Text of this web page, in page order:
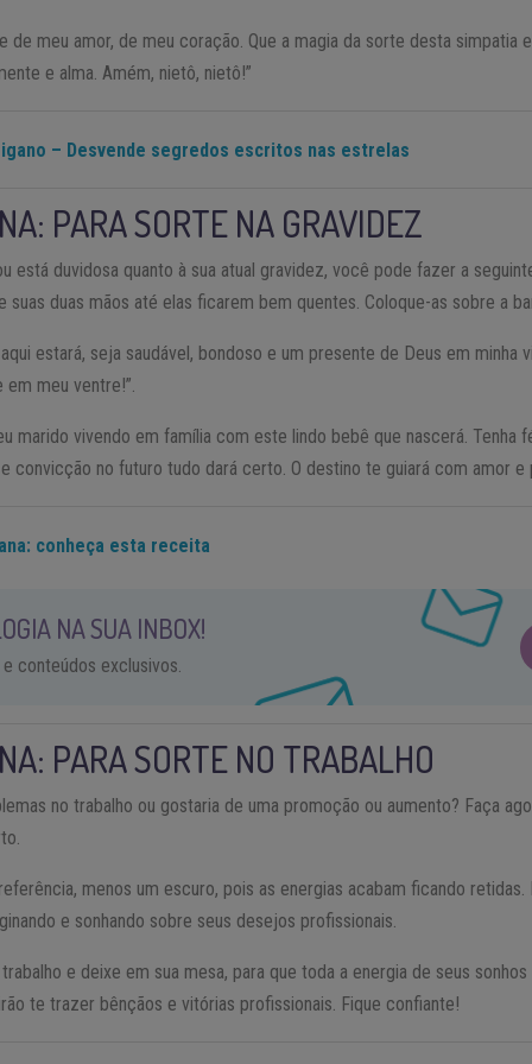
de meu amor, de meu coração. Que a magia da sorte desta simpatia
e alma. Amém, nietô, nietô!”
– Desvende segredos escritos nas estrelas
PARA SORTE NA GRAVIDEZ
está duvidosa quanto à sua atual gravidez, você pode fazer a
suas duas mãos até elas ficarem bem quentes. Coloque-as sobre a
estará, seja saudável, bondoso e um presente de Deus em minha
meu ventre!”.
marido vivendo em família com este lindo bebê que nascerá. Tenha
convicção no futuro tudo dará certo. O destino te guiará com amor e
conheça esta receita
NA SUA INBOX!
conteúdos exclusivos.
PARA SORTE NO TRABALHO
no trabalho ou gostaria de uma promoção ou aumento? Faça
menos um escuro, pois as energias acabam ficando
e sonhando sobre seus desejos profissionais.
e deixe em sua mesa, para que toda a energia de seus
te trazer bênçãos e vitórias profissionais. Fique confiante!